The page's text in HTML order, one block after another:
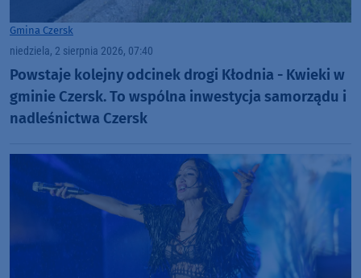
Gmina Czersk
niedziela, 2 sierpnia 2026, 07:40
Powstaje kolejny odcinek drogi Kłodnia - Kwieki w
gminie Czersk. To wspólna inwestycja samorządu i
nadleśnictwa Czersk